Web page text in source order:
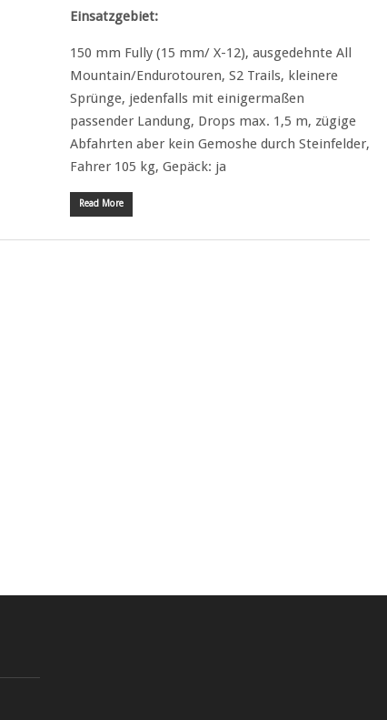
Einsatzgebiet:
150 mm Fully (15 mm/ X-12), ausgedehnte All
Mountain/Endurotouren, S2 Trails, kleinere
Sprünge, jedenfalls mit einigermaßen
passender Landung, Drops max. 1,5 m, zügige
Abfahrten aber kein Gemoshe durch Steinfelder,
Fahrer 105 kg, Gepäck: ja
Read More